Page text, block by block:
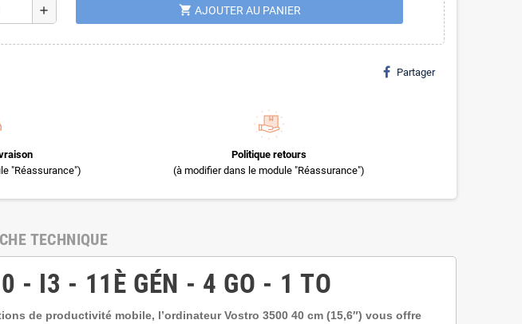
add shopping_cart AJOUTER AU PANIER
Partager
"Réassurance")
Politique retours
(à modifier dans le module "Réassurance")
TECHNIQUE
- I3 - 11È GÉN - 4 GO - 1 TO
de productivité mobile, l’ordinateur Vostro 3500 40 cm (15,6″) vous offre